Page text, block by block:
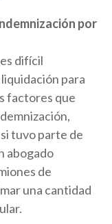
por
difícil
para
factores que
tuvo parte de
abogado
de
una cantidad